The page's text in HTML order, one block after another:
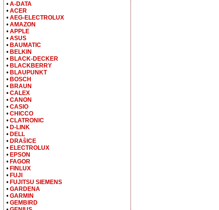
• A-DATA
• ACER
• AEG-ELECTROLUX
• AMAZON
• APPLE
• ASUS
• BAUMATIC
• BELKIN
• BLACK-DECKER
• BLACKBERRY
• BLAUPUNKT
• BOSCH
• BRAUN
• CALEX
• CANON
• CASIO
• CHICCO
• CLATRONIC
• D-LINK
• DELL
• DRAŝICE
• ELECTROLUX
• EPSON
• FAGOR
• FINLUX
• FUJI
• FUJITSU SIEMENS
• GARDENA
• GARMIN
• GEMBIRD